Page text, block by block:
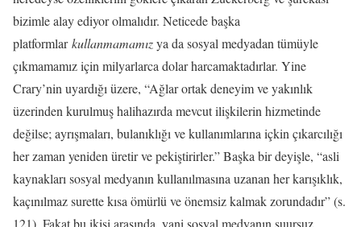
bizimle alay ediyor olmalıdır. Neticede başka
platformlarkullanmamamızya da sosyal medyadan tümüyle
çıkmamamız için milyarlarca dolar harcamaktadırlar. Yine
Crary’nin uyardığı üzere, “Ağlar ortak deneyim ve yakınlık
üzerinden kurulmuş halihazırda mevcut ilişkilerin hizmetinde
değilse; ayrışmaları, bulanıklığı ve kullanımlarına içkin çıkarcılığı
her zaman yeniden üretir ve pekiştirirler.” Başka bir deyişle, “asli
kaynakları sosyal medyanın kullanılmasına uzanan her karışıklık,
kaçınılmaz surette kısa ömürlü ve önemsiz kalmak zorundadır” (s.
121). Fakat bu ikisi arasında, yani sosyal medyanın şuursuz